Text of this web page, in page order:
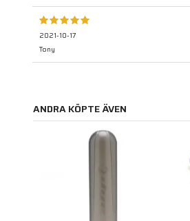
2021-10-17
Tony
ANDRA KÖPTE ÄVEN